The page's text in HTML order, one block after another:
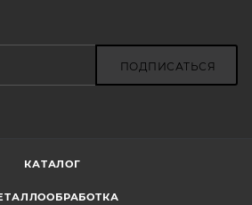
ПОДПИСАТЬСЯ
КАТАЛОГ